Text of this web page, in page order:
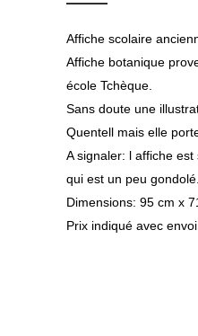
Affiche scolaire
Affiche botanique
école Tchèque.
Sans doute une
Quentell mais elle
A signaler: l affiche
qui est un peu gondolé.
Dimensions: 95 cm x
Prix indiqué avec